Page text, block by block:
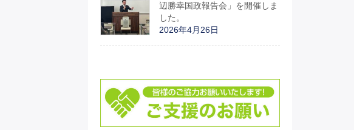
辺勝幸国政報告会」を開催しま
した。
2026年4月26日